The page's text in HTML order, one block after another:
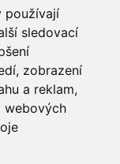
používají
sledovací
zobrazení
a reklam,
webových